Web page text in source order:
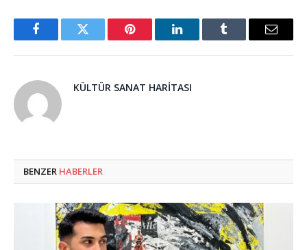
FacebookTwitter Pinterest LinkedInTumblr Email
KÜLTÜR SANAT HARITASI
BENZER HABERLER